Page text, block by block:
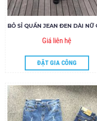
Giá liên hệ
ĐẶT GIA CÔNG